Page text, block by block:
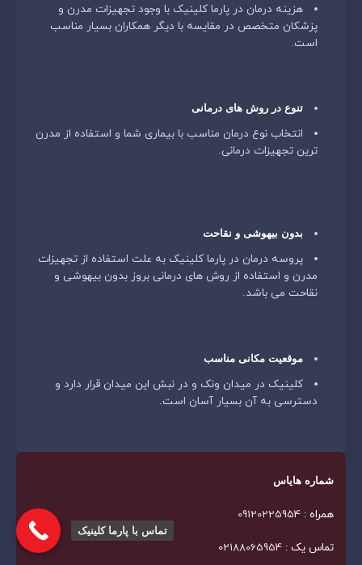
هزینه درمان در پارما کلینیک با وجود تجهیزات مدرن و
پزشکان متخصص در مقایسه با دیگر همکاران بسیار مناسب
است.
تنوع در روش های درمانی
انتخاب نوع درمان مناسب با بیماری شما و استفاده از مدرن
ترین تجهیزات درمانی.
بدون بیهوشی و نقاحت
پروسه درمان در پارما کلینیک به علت استفاده از تجهیزات
مدرن و استفاده از روش های درمانی بروز بدون بیهوشی و
نقاحت می باشد.
موقعیت مکانی مناسب
کلینیک در میدان ونک و در نبش این میدان قرار دارد و
دسترسی به آن بسیار آسان است.
شماره هایاس
همراه :09120225954
تماس یک :02188065954
تماس با پارما کلینیک